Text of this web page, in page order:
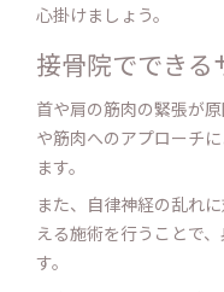
心掛けましょう。
接骨院でできる
首や肩の筋肉の緊張が
や筋肉へのアプローチ
ます。
また、自律神経の乱れ
える施術を行うことで
す。